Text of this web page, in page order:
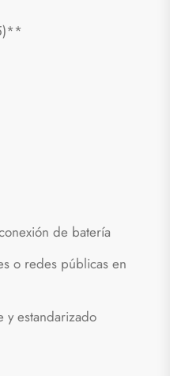
de batería
o redes públicas en
y estandarizado